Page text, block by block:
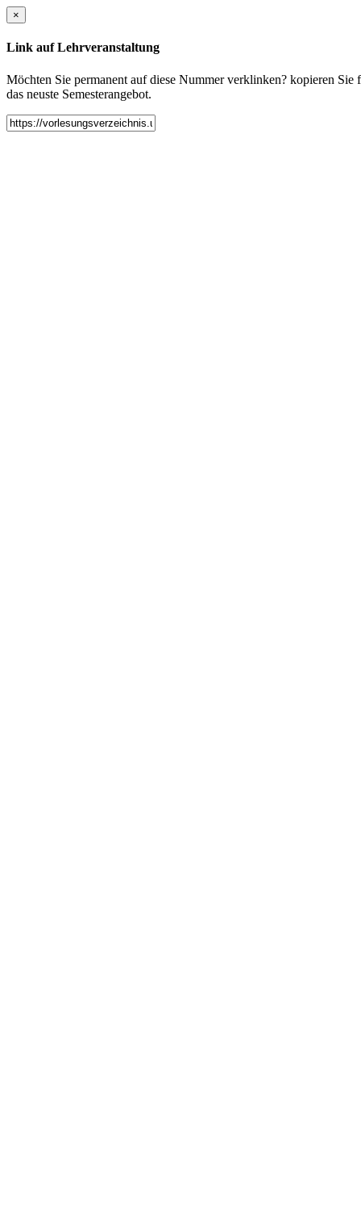
×
Link auf Lehrveranstaltung
Möchten Sie permanent auf diese Nummer verklinken? kopieren
das neuste Semesterangebot.